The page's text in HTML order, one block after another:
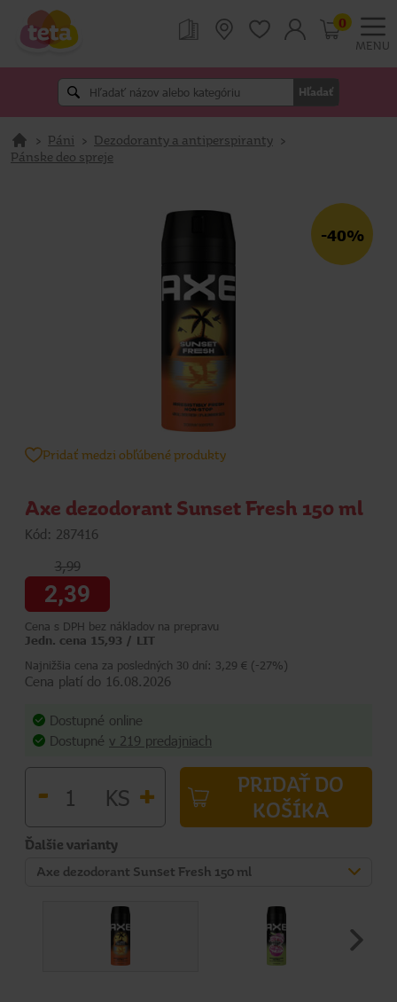
MENU
Hľadať
0
> Páni > Dezodoranty a antiperspiranty
>
Pánske deo spreje
-40%
Pridať medzi obľúbené produkty
Axe dezodorant Sunset Fresh 150 ml
Kód: 287416
3,99
2,39
Cena s DPH bez nákladov na prepravu
Jedn. cena 15,93 / LIT
Najnižšia cena za posledných 30 dní: 3,29 € (-27%)
Cena platí do 16.08.2026
Dostupné online
Dostupné v 219 predajniach
- KS +
PRIDAŤ DO
KOŠÍKA
Ďalšie varianty
Axe dezodorant Sunset Fresh 150 ml